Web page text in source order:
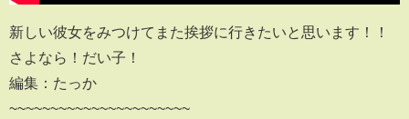
新しい彼女をみつけてまた挨拶に行きたいと思います！！
さよなら！だい子！
編集：たっか
~~~~~~~~~~~~~~~~~~~~~~